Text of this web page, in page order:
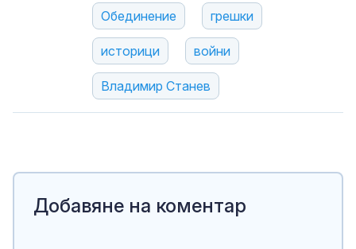
Обединение грешки
историци войни
Владимир Станев
Добавяне на коментар